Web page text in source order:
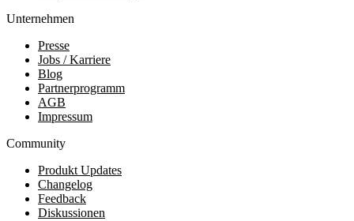
Unternehmen
Presse
Jobs / Karriere
Blog
Partnerprogramm
AGB
Impressum
Community
Produkt Updates
Changelog
Feedback
Diskussionen